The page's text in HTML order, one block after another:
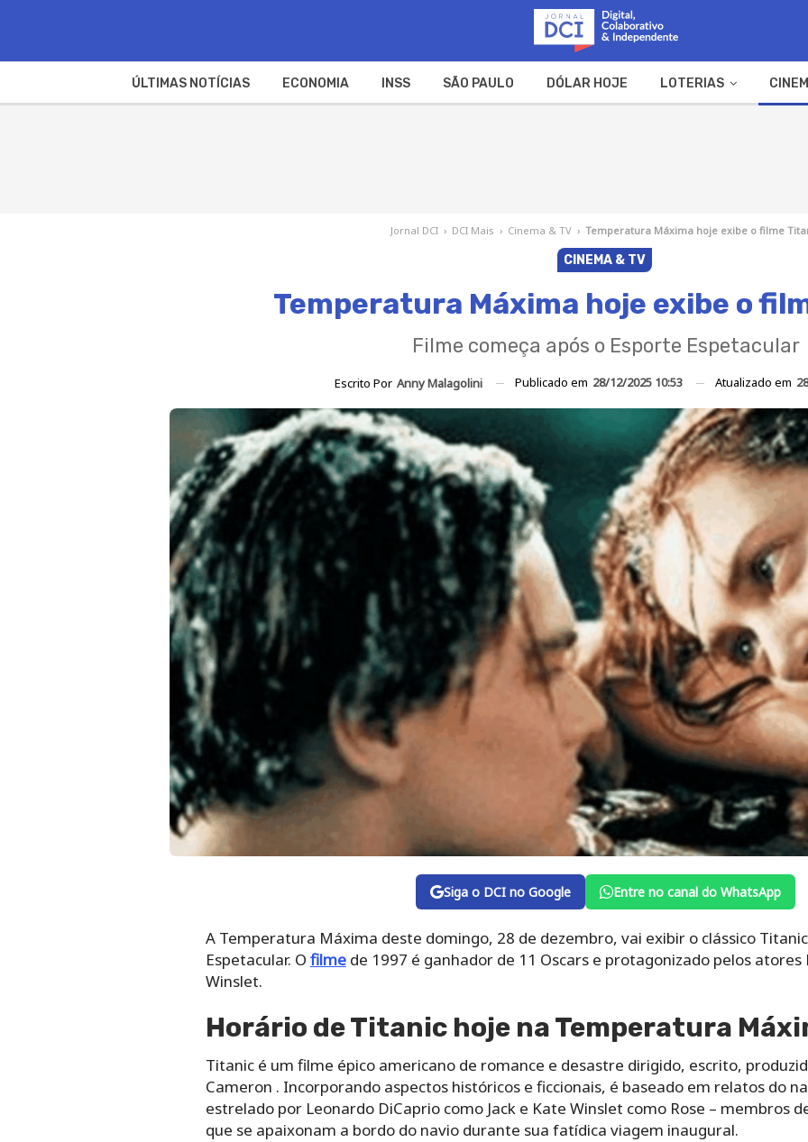
ÚLTIMAS NOTÍCIAS ECONOMIA INSS SÃO PAULO DÓLAR HOJE LOTERIAS
Jornal DCI › DCI Mais › Cinema & TV › Temperatura Máxima hoje exibe o filme
CINEMA & TV
Temperatura Máxima hoje exibe o
Filme começa após o Esporte Espetacular
Escrito Por Anny Malagolini Publicado em 28/12/2025 10:53 Atualizado em
Siga o DCI no Google Entre no canal do WhatsApp
A Temperatura Máxima deste domingo, 28 de dezembro, vai exibir o clássico
Espetacular. O filmede 1997 é ganhador de 11 Oscars e protagonizado pelos
Winslet.
Horário de Titanic hoje na Temperatura
Titanic é um filme épico americano de romance e desastre dirigido, escrito,
Cameron . Incorporando aspectos históricos e ficcionais, é baseado em relatos do
estrelado por Leonardo DiCaprio como Jack e Kate Winslet como Rose – membros
que se apaixonam a bordo do navio durante sua fatídica viagem inaugural.